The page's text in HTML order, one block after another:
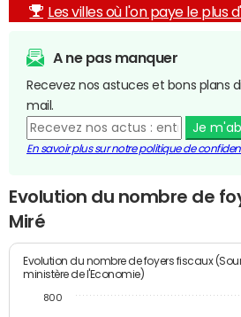
Les villes où l'on paye le plus
A ne pas manquer
Recevez nos astuces et bons plans
mail.
Je
En savoir plus sur notre politique de
Evolution du nombre de
Miré
Evolution du nombre de foyers fiscaux
ministère de l'Economie)
800